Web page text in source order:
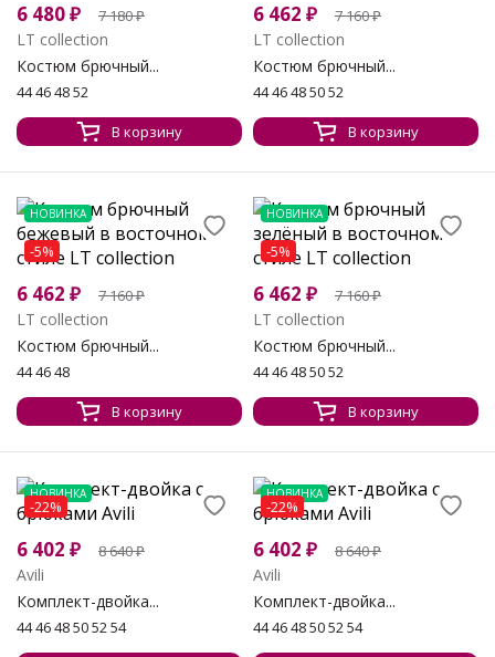
6 480₽ 7 180₽
LT collection
Костюм брючный...
44 46 48 52
В корзину
6 462 ₽ 7 160₽
LT collection
Костюм брючный...
44 46 48 50 52
В корзину
НОВИНКА
-5%
6 462 ₽ 7 160₽
LT collection
Костюм брючный...
44 46 48
В корзину
НОВИНКА
-5%
6 462 ₽ 7 160₽
LT collection
Костюм брючный...
44 46 48 50 52
В корзину
НОВИНКА
-22%
6 402 ₽ 8 640₽
Avili
Комплект-двойка...
44 46 48 50 52 54
НОВИНКА
-22%
6 402 ₽ 8 640₽
Avili
Комплект-двойка...
44 46 48 50 52 54